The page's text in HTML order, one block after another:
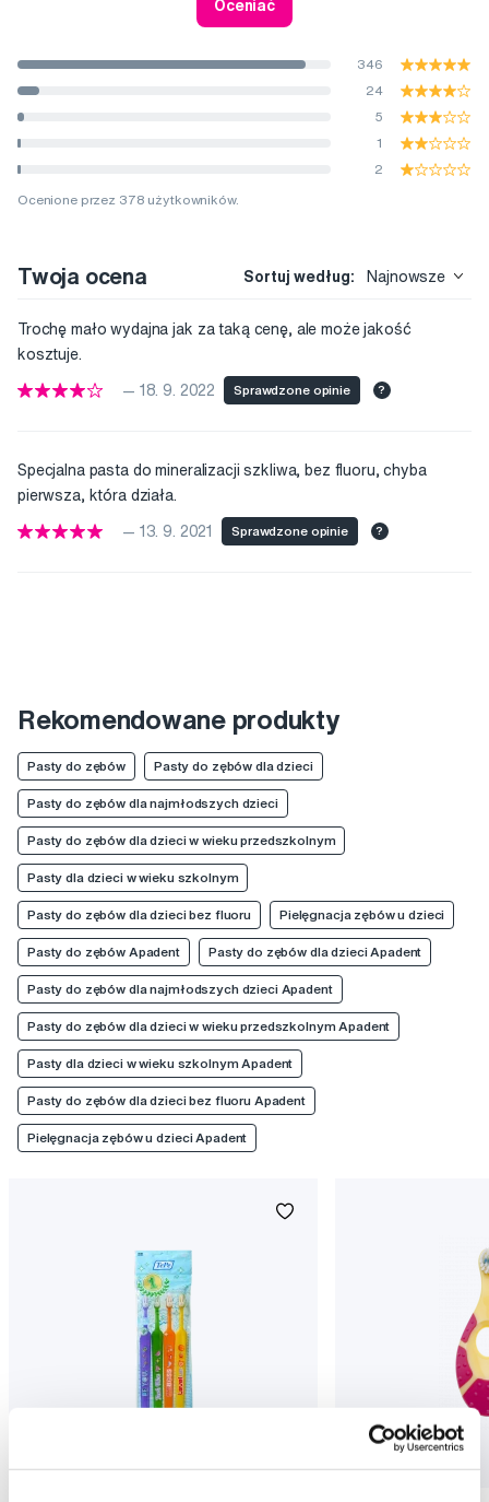
Oceniać
346
24
5
1
2
Ocenione przez 378 użytkowników.
Twoja ocena Sortuj według: Najnowsze
Trochę mało wydajna jak za taką cenę, ale może jakość
kosztuje.
— 18. 9. 2022 Sprawdzone opinie ?
Specjalna pasta do mineralizacji szkliwa, bez fluoru, chyba
pierwsza, która działa.
— 13. 9. 2021 Sprawdzone opinie ?
Rekomendowane produkty
Pasty do zębów Pasty do zębów dla dzieci
Pasty do zębów dla najmłodszych dzieci
Pasty do zębów dla dzieci w wieku przedszkolnym
Pasty dla dzieci w wieku szkolnym
Pasty do zębów dla dzieci bez fluoru Pielęgnacja zębów u dzieci
Pasty do zębów Apadent Pasty do zębów dla dzieci Apadent
Pasty do zębów dla najmłodszych dzieci Apadent
Pasty do zębów dla dzieci w wieku przedszkolnym Apadent
Pasty dla dzieci w wieku szkolnym Apadent
Pasty do zębów dla dzieci bez fluoru Apadent
Pielęgnacja zębów u dzieci Apadent